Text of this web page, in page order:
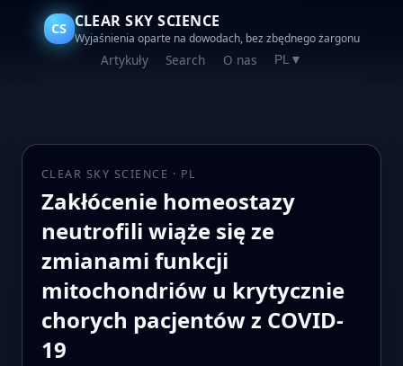
CS CLEAR SKY SCIENCE
Wyjaśnienia oparte na dowodach, bez zbędnego żargonu
Artykuły Search O nas PL▼
CLEAR SKY SCIENCE · PL
Zakłócenie homeostazy
neutrofili wiąże się ze
zmianami funkcji
mitochondriów u krytycznie
chorych pacjentów z COVID-
19